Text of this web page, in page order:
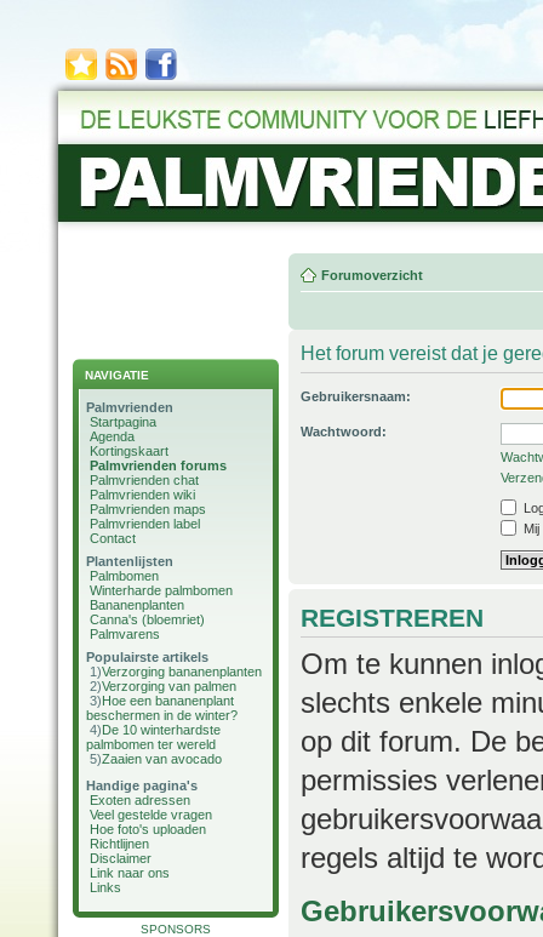
NAVIGATIE
Palmvrienden
Startpagina
Agenda
Kortingskaart
Palmvrienden forums
Palmvrienden chat
Palmvrienden wiki
Palmvrienden maps
Palmvrienden label
Contact
Plantenlijsten
Palmbomen
Winterharde palmbomen
Bananenplanten
Canna's (bloemriet)
Palmvarens
Populairste artikels
1)Verzorging bananenplanten
2)Verzorging van palmen
3)Hoe een bananenplant
beschermen in de winter?
4)De 10 winterhardste
palmbomen ter wereld
5)Zaaien van avocado
Handige pagina's
Exoten adressen
Veel gestelde vragen
Hoe foto's uploaden
Richtlijnen
Disclaimer
Link naar ons
Links
SPONSORS
Forumoverzicht
Het forum vereist dat je
Gebruikersnaam:
Wachtwoord:
REGISTREREN
Om te kunnen
slechts enkele
op dit forum. De
permissies
regels altijd te